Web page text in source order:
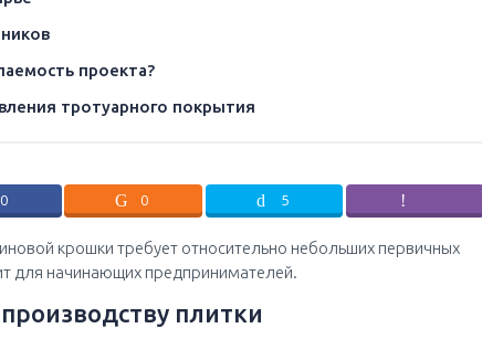
проекта?
тротуарного покрытия
0 0 5
крошки требует относительно небольших первичных
для начинающих предпринимателей.
плитки